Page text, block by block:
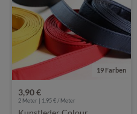
19 Farben
3,90 €
2 Meter | 1,95 € / Meter